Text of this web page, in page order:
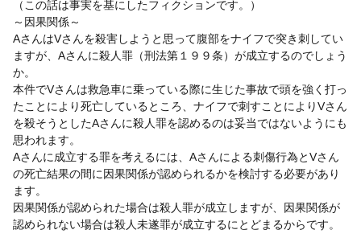
（この話は事実を基にしたフィクションです。）
～因果関係～
AさんはVさんを殺害しようと思って腹部をナイフで突き刺してい
ますが、Aさんに殺人罪（刑法第１９９条）が成立するのでしょう
か。
本件でVさんは救急車に乗っている際に生じた事故で頭を強く打っ
たことにより死亡しているところ、ナイフで刺すことによりVさん
を殺そうとしたAさんに殺人罪を認めるのは妥当ではないようにも
思われます。
Aさんに成立する罪を考えるには、Aさんによる刺傷行為とVさん
の死亡結果の間に因果関係が認められるかを検討する必要があり
ます。
因果関係が認められた場合は殺人罪が成立しますが、因果関係が
認められない場合は殺人未遂罪が成立するにとどまるからです。